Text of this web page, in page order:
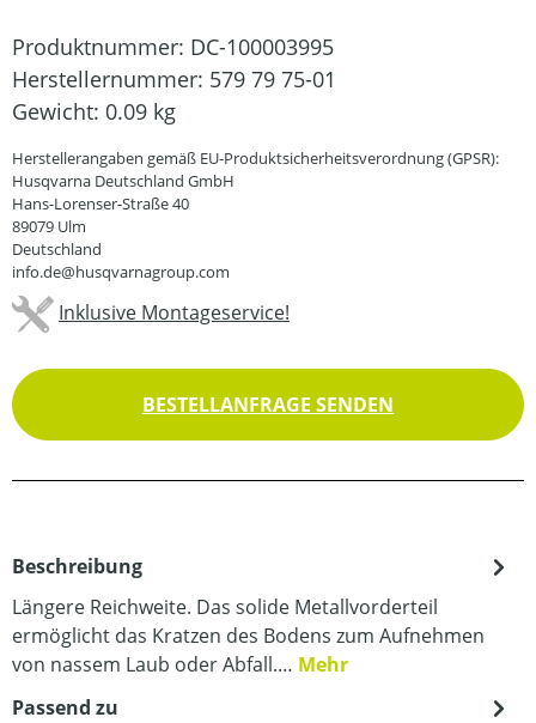
Produktnummer: DC-100003995
Herstellernummer: 579 79 75-01
Gewicht: 0.09 kg
Herstellerangaben gemäß EU-Produktsicherheitsverordnung (GPSR):
Husqvarna Deutschland GmbH
Hans-Lorenser-Straße 40
89079 Ulm
Deutschland
info.de@husqvarnagroup.com
Inklusive Montageservice!
BESTELLANFRAGE SENDEN
Beschreibung
Längere Reichweite. Das solide Metallvorderteil
ermöglicht das Kratzen des Bodens zum Aufnehmen
von nassem Laub oder Abfall.… Mehr
Passend zu